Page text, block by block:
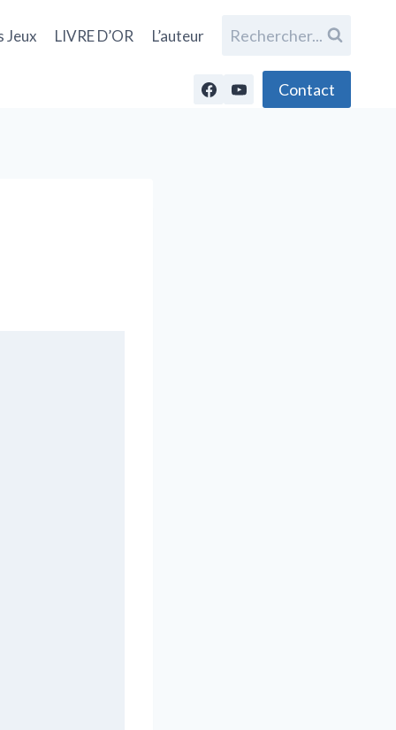
Jeux LIVRE D’OR L’auteur Rechercher...
Contact